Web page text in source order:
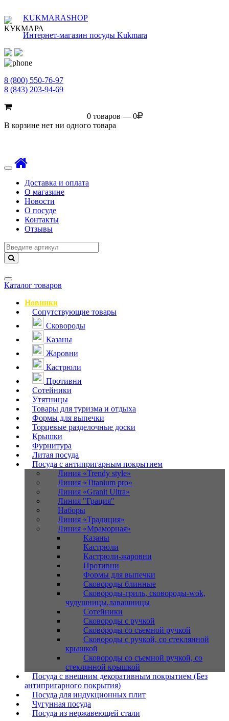
KUKMARASHOP
Интернет-магазин посуды Kukmara
8 (800) 550-76-97
8 (843) 203-94-69
0 товаров — 0
В корзине нет ни одного товара
Toggle
navigationДоставка и оплата
О магазине
Новости
О посуде
Контакты
Отзывы
Навигация
Каталог товаров
Новинки
Сопутствующие товары
Сковороды
Казаны
Жаровни
Кастрюли
Противни
Сотейники
Утятницы
Товары для туризма и отдыха
Формы для выпечки
Торцевые разделочные доски
Крышки
Фурнитура
Литая посуда
Посуда с антипригарным покрытием
Линия «Trendy style»
Линия «Titanium pro»
Линия «Granit Ultra»
Линия "Грация"
Наборы
Линия «Традиция»
Линия «Мраморная»
Казаны
Кастрюли
Кастрюли-жаровни
Противни
Формы для выпечки
Сковороды блинные
Сковороды-гриль, сковороды-wok,
чудушницы,лавашницы
Сотейники
Сковороды с ручкой
Сковороды со съемной ручкой
Сковороды с ручкой, со стеклянной
крышкой
Сковороды со съемной ручкой, со
стеклянной крышкой
Посуда с внешним декоративным покрытием (Без
антипригарного покрытия)
Посуда для индукционных плит
Чугунная посуда
Посуда из нержавеющей стали